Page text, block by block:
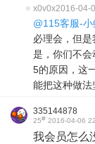
x0v0x2016-04-
@115客服-小
必理会，但
是，你们不会
5的原因，这
能把这种做法
335144878
25# 2016-04-06
我会员怎么